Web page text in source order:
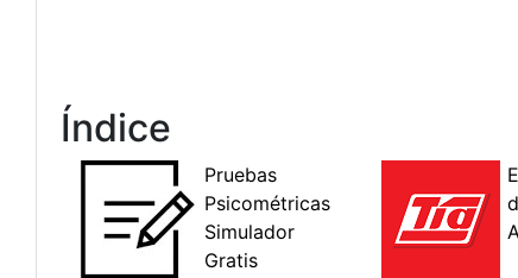
Índice